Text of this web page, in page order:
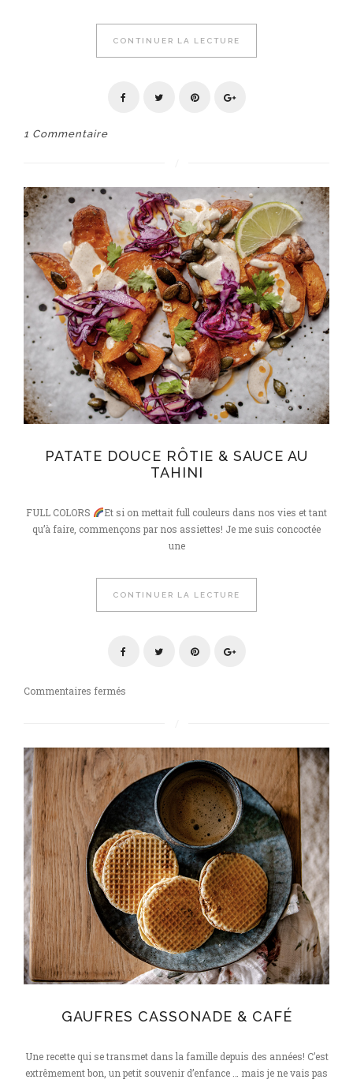
CONTINUER LA LECTURE
1 Commentaire
PATATE DOUCE RÔTIE & SAUCE AU
TAHINI
FULL COLORS
Et si on mettait full couleurs dans nos vies et tant
qu’à faire, commençons par nos assiettes! Je me suis concoctée
une
CONTINUER LA LECTURE
Commentaires fermés
&
sauce
au
tahini
GAUFRES CASSONADE & CAFÉ
Une recette qui se transmet dans la famille depuis des années! C’est
extrêmement bon, un petit souvenir d’enfance … mais je ne vais pas